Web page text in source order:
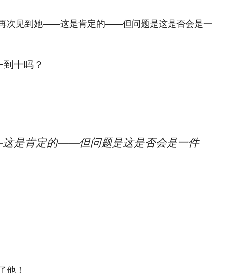
次见到她——这是肯定的——但问题是这是否会是一
十吗？
是肯定的——但问题是这是否会是一件
他！